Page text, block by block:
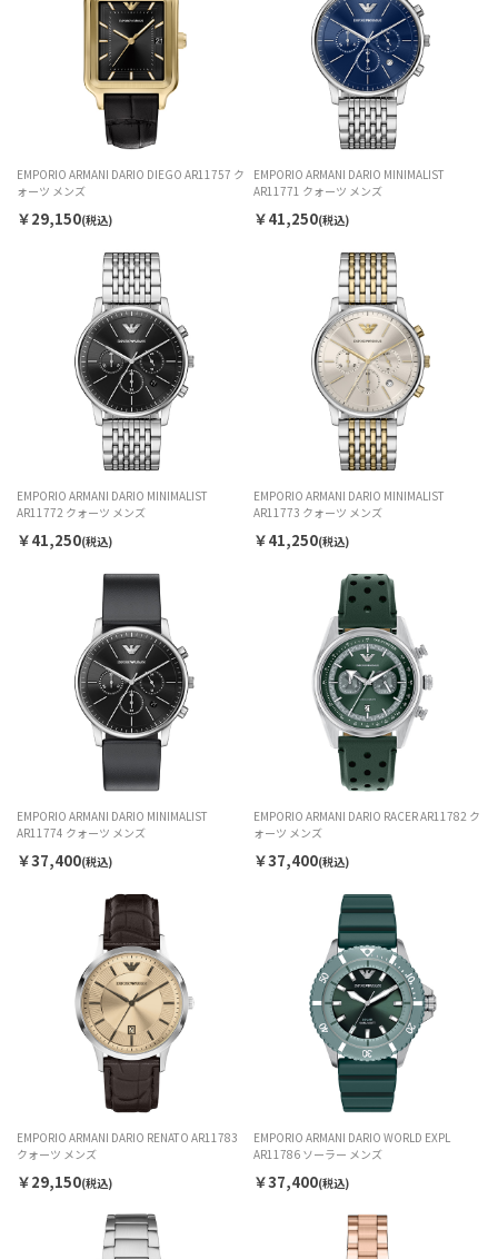
EMPORIO ARMANI DARIO DIEGO AR11757 ク
ォーツ メンズ
￥29,150(税込)
EMPORIO ARMANI DARIO MINIMALIST
AR11771 クォーツ メンズ
￥41,250(税込)
EMPORIO ARMANI DARIO MINIMALIST
AR11772 クォーツ メンズ
￥41,250(税込)
EMPORIO ARMANI DARIO MINIMALIST
AR11773 クォーツ メンズ
￥41,250(税込)
EMPORIO ARMANI DARIO MINIMALIST
AR11774 クォーツ メンズ
￥37,400(税込)
EMPORIO ARMANI DARIO RACER AR11782 ク
ォーツ メンズ
￥37,400(税込)
EMPORIO ARMANI DARIO RENATO AR11783
クォーツ メンズ
￥29,150(税込)
EMPORIO ARMANI DARIO WORLD EXPL
AR11786 ソーラー メンズ
￥37,400(税込)